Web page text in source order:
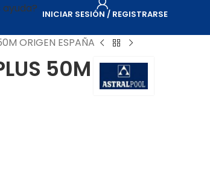
INICIAR SESIÓN / REGISTRARSE
ORIGEN ESPAÑA
50M